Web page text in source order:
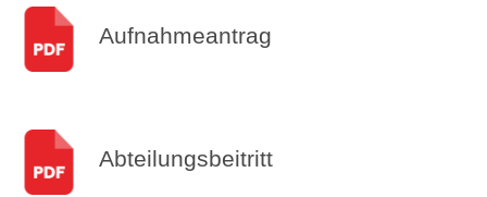
Aufnahmeantrag
Abteilungsbeitritt